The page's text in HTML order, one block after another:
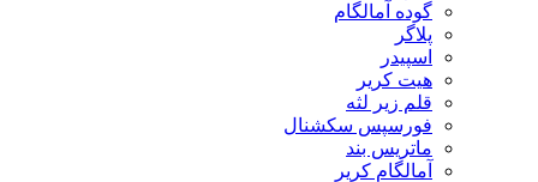
گوده آمالگام
پلاگر
اسپیدر
هیت کریر
قلم زیر لثه
فورسپس سکشنال
ماتریس بند
آمالگام کریر